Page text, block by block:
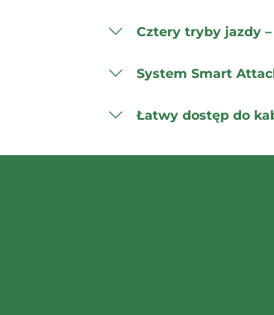
Cztery tryby jazdy
System Smart
Łatwy dostęp do